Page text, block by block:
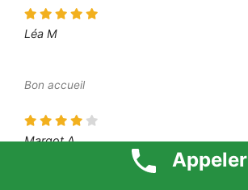
Léa M
Bon accueil
Margot A
Appeler